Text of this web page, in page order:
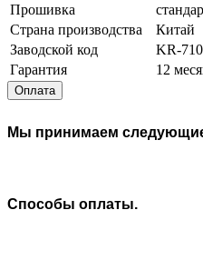
Прошивка
Страна производства
Китай
Заводской код
KR-
Гарантия
12
Оплата
Мы принимаем
Способы оплаты.